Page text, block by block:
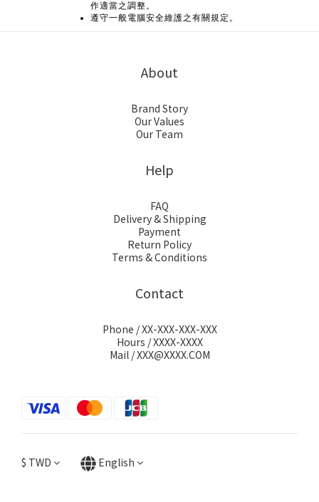
作適當之調整。
遵守一般電腦安全維護之有關規定。
About
Brand Story
Our Values
Our Team
Help
FAQ
Delivery & Shipping
Payment
Return Policy
Terms & Conditions
Contact
Phone / XX-XXX-XXX-XXX
Hours / XXXX-XXXX
Mail / XXX@XXXX.COM
$ TWD English